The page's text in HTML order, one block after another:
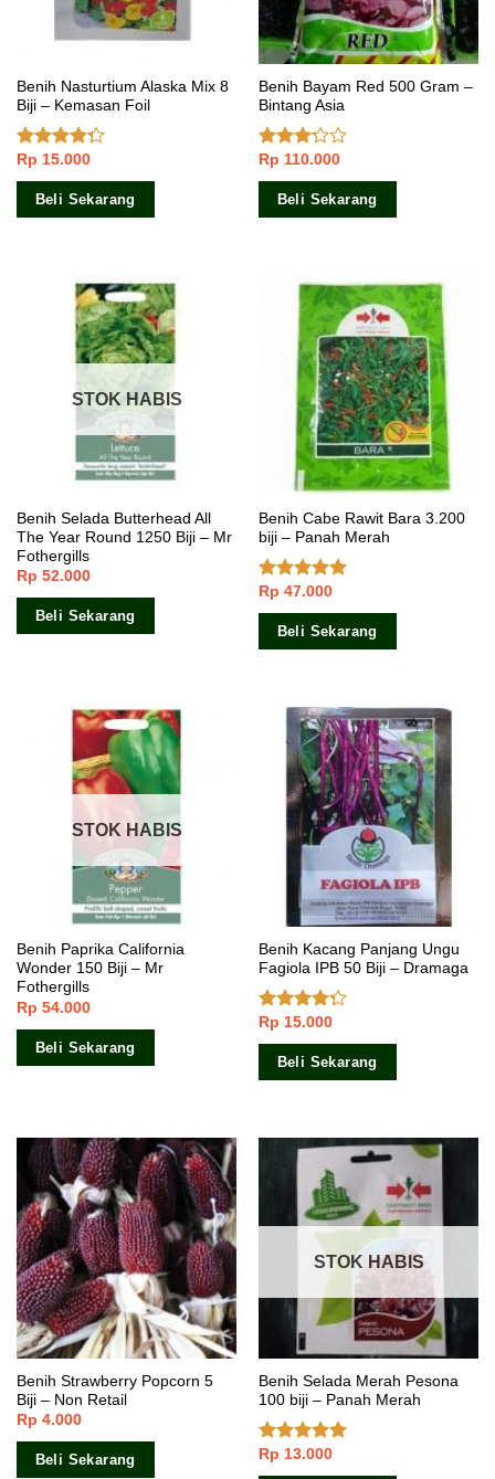
Benih Nasturtium Alaska Mix 8
Biji – Kemasan Foil
Dinilai
4.00dari
Rp 15.000
Beli Sekarang
Benih Bayam Red 500 Gram –
Bintang Asia
Dinilai
3.00
dari 5
Rp 110.000
Beli Sekarang
STOK HABIS
Benih Selada Butterhead All
The Year Round 1250 Biji – Mr
Fothergills
Rp 52.000
Beli Sekarang
Benih Cabe Rawit Bara 3.200
biji – Panah Merah
Dinilai5.00
dari 5
Rp 47.000
Beli Sekarang
STOK HABIS
Benih Paprika California
Wonder 150 Biji – Mr
Fothergills
Rp 54.000
Beli Sekarang
Benih Kacang Panjang Ungu
Fagiola IPB 50 Biji – Dramaga
Dinilai
4.00dari
Rp 15.000
Beli Sekarang
Benih Strawberry Popcorn 5
Biji – Non Retail
Rp 4.000
Beli Sekarang
STOK HABIS
Benih Selada Merah Pesona
100 biji – Panah Merah
Dinilai5.00
dari 5
Rp 13.000